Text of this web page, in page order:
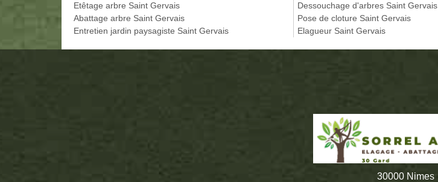
Etêtage arbre Saint Gervais
Abattage arbre Saint Gervais
Entretien jardin paysagiste Saint Gervais
Dessouchage d'arbres Saint Gervais
Pose de cloture Saint Gervais
Elagueur Saint Gervais
30000 Nimes